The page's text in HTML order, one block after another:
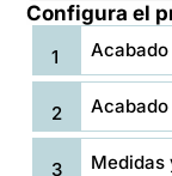
Configura el
Medidas